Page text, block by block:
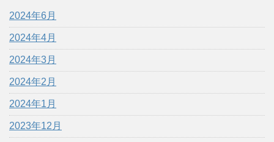
2024年6月
2024年4月
2024年3月
2024年2月
2024年1月
2023年12月